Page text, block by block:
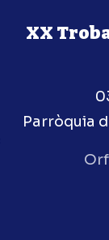
XX
Parròquia